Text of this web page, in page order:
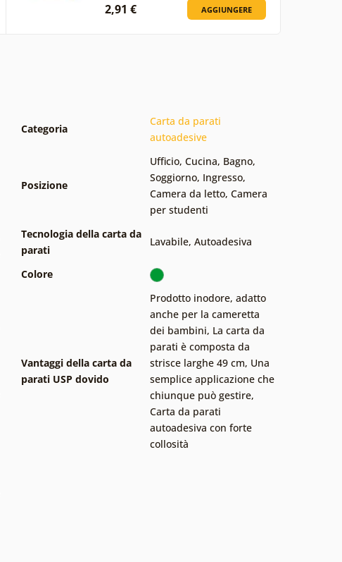
2,91 € AGGIUNGERE
Categoria
Carta da parati
autoadesive
Posizione
Ufficio, Cucina, Bagno,
Soggiorno, Ingresso,
Camera da letto, Camera
per studenti
Tecnologia della carta da
parati
Lavabile, Autoadesiva
Colore
Vantaggi della carta da
parati USP dovido
Prodotto inodore, adatto
anche per la cameretta
dei bambini, La carta da
parati è composta da
strisce larghe 49 cm, Una
semplice applicazione che
chiunque può gestire,
Carta da parati
autoadesiva con forte
collosità